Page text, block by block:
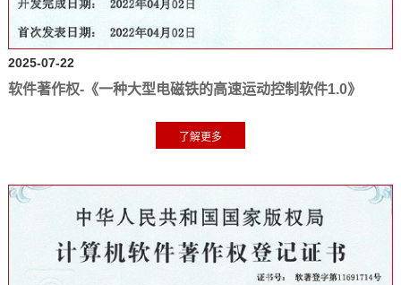
2025-07-22
软件著作权-《一种大型电磁铁的高速运动控制软件1.0》